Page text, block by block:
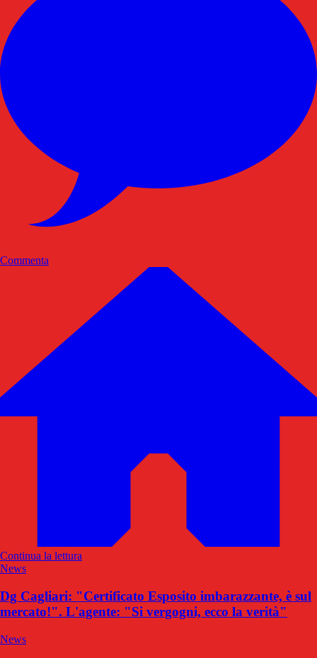
Commenta
Continua la lettura
News
Dg Cagliari: "Certificato Esposito imbarazzante, è sul
mercato!". L'agente: "Si vergogni, ecco la verità"
News